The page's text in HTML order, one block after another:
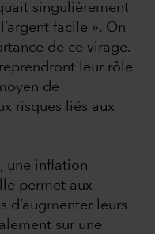
singulièrement
facile ». On
de ce virage.
leur rôle
de
risques liés aux
une inflation
permet aux
d’augmenter leurs
sur une